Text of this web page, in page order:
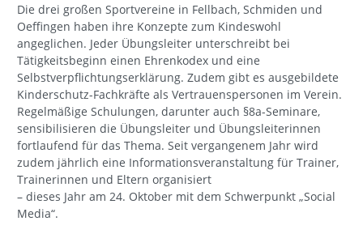
Die drei großen Sportvereine in Fellbach, Schmiden und
Oeffingen haben ihre Konzepte zum Kindeswohl
angeglichen. Jeder Übungsleiter unterschreibt bei
Tätigkeitsbeginn einen Ehrenkodex und eine
Selbstverpflichtungserklärung. Zudem gibt es ausgebildete
Kinderschutz-Fachkräfte als Vertrauenspersonen im Verein.
Regelmäßige Schulungen, darunter auch §8a-Seminare,
sensibilisieren die Übungsleiter und Übungsleiterinnen
fortlaufend für das Thema. Seit vergangenem Jahr wird
zudem jährlich eine Informationsveranstaltung für Trainer,
Trainerinnen und Eltern organisiert
– dieses Jahr am 24. Oktober mit dem Schwerpunkt „Social
Media“.